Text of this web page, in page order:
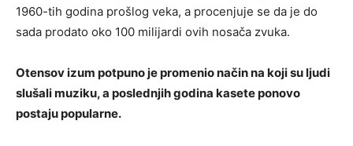
1960-tih godina prošlog veka, a procenjuje se da je do
sada prodato oko 100 milijardi ovih nosača zvuka.
Otensov izum potpuno je promenio način na koji su ljudi
slušali muziku, a poslednjih godina kasete ponovo
postaju popularne.